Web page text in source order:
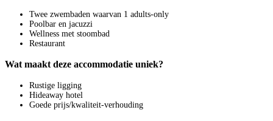
Twee zwembaden waarvan 1 adults-only
Poolbar en jacuzzi
Wellness met stoombad
Restaurant
Wat maakt deze accommodatie uniek?
Rustige ligging
Hideaway hotel
Goede prijs/kwaliteit-verhouding